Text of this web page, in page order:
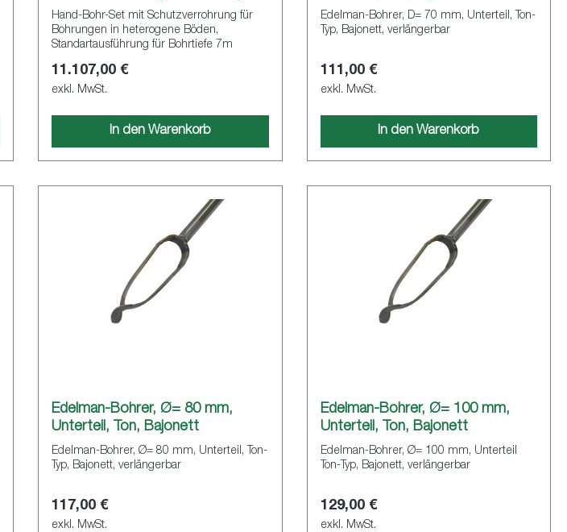
in heteroge
Hand-Bohr-Set mit Schutzverrohrung für
Bohrungen in heterogene Böden,
Standartausführung für Bohrtiefe 7m
11.107,00 €
exkl. MwSt.
In den Warenkorb
Edelman-Bohrer, D= 70 mm, Unterteil, Ton-
Typ, Bajonett, verlängerbar
111,00 €
exkl. MwSt.
In den Warenkorb
Edelman-Bohrer, Ø= 80 mm,
Unterteil, Ton, Bajonett
Edelman-Bohrer, Ø= 80 mm, Unterteil, Ton-
Typ, Bajonett, verlängerbar
117,00 €
exkl. MwSt.
Edelman-Bohrer, Ø= 100 mm,
Unterteil, Ton, Bajonett
Edelman-Bohrer, Ø= 100 mm, Unterteil
Ton-Typ, Bajonett, verlängerbar
129,00 €
exkl. MwSt.